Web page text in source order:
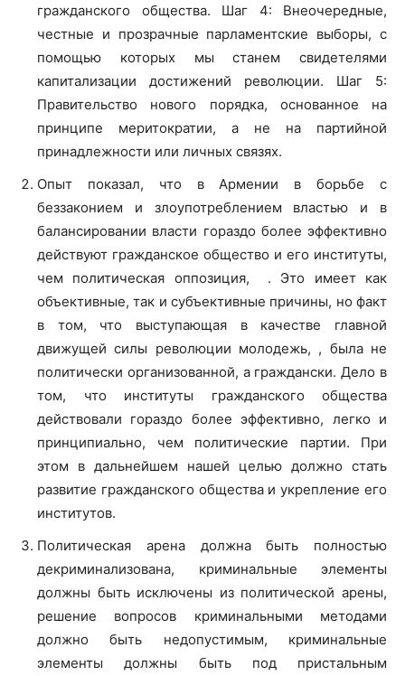
гражданского общества. Шаг 4: Внеочередные,
честные и прозрачные парламентские выборы, с
помощью которых мы станем свидетелями
капитализации достижений революции. Шаг 5:
Правительство нового порядка, основанное на
принципе меритократии, а не на партийной
принадлежности или личных связях.
Опыт показал, что в Армении в борьбе с
беззаконием и злоупотреблением властью и в
балансировании власти гораздо более эффективно
действуют гражданское общество и его институты,
чем политическая оппозиция, . Это имеет как
объективные, так и субъективные причины, но факт
в том, что выступающая в качестве главной
движущей силы революции молодежь, , была не
политически организованной, а граждански. Дело в
том, что институты гражданского общества
действовали гораздо более эффективно, легко и
принципиально, чем политические партии. При
этом в дальнейшем нашей целью должно стать
развитие гражданского общества и укрепление его
институтов.
Политическая арена должна быть полностью
декриминализована, криминальные элементы
должны быть исключены из политической арены,
решение вопросов криминальными методами
должно быть недопустимым, криминальные
элементы должны быть под пристальным